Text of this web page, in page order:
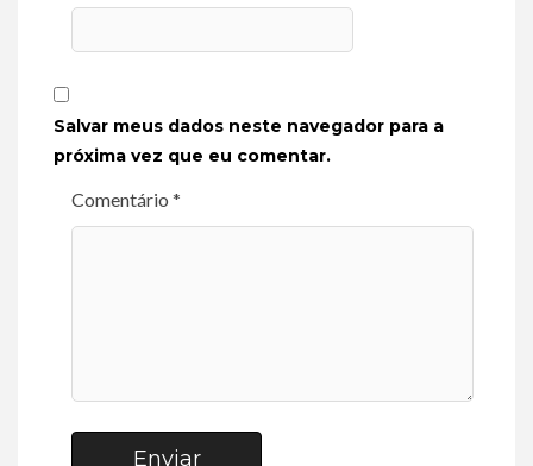
Salvar meus dados neste navegador para a
próxima vez que eu comentar.
Comentário *
Enviar